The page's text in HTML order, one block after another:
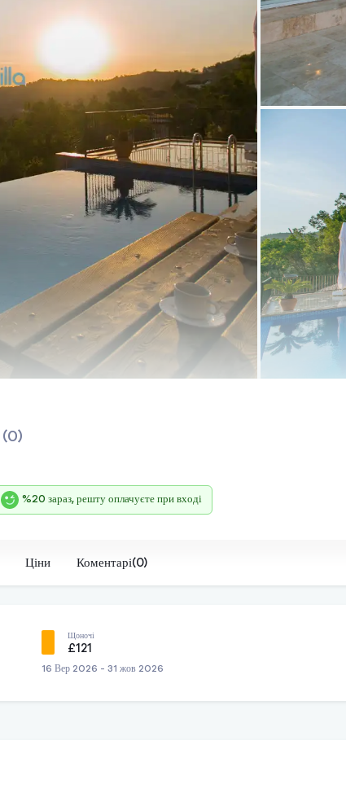
(0)
%20 зараз, решту оплачуєте при вході
Ціни Коментарі(0)
Щоночі
£121
16 Вер 2026 - 31 жов 2026